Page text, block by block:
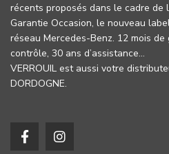
récents proposés dans le cadre de
Garantie Occasion, le nouveau
réseau Mercedes-Benz. 12 mois
contrôle, 30 ans d’assistance…
VERROUIL est aussi votre
DORDOGNE.